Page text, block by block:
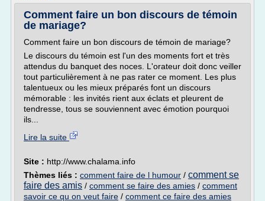
Comment faire un bon discours de témoin
de mariage?
Comment faire un bon discours de témoin de mariage?
Le discours du témoin est l'un des moments fort et très
attendus du banquet des noces. L'orateur doit donc veiller
tout particulièrement à ne pas rater ce moment. Les plus
talentueux ou les mieux préparés font un discours
mémorable : les invités rient aux éclats et pleurent de
tendresse, tous se souviennent avec émotion pourquoi
ils...
Lire la suite
Site : http://www.chalama.info
Thèmes liés : comment faire de l humour / comment se
faire des amis / comment se faire des amies / comment
savoir ce qu on veut faire / comment ce faire des amies